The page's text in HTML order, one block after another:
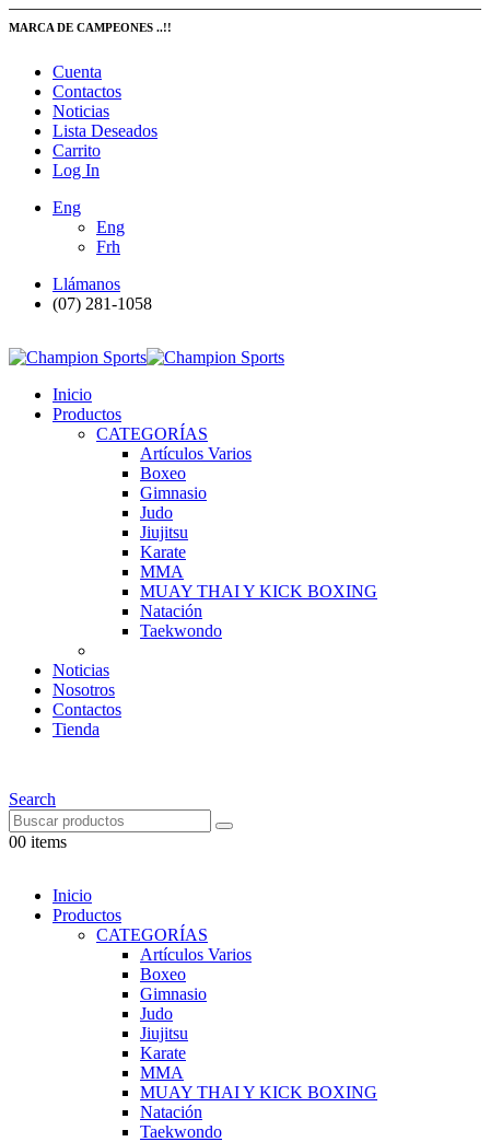
MARCA DE CAMPEONES ..!!
Cuenta
Contactos
Noticias
Lista Deseados
Carrito
Log In
Eng
Eng
Frh
Llámanos
(07) 281-1058
Inicio
Productos
CATEGORÍAS
Artículos Varios
Boxeo
Gimnasio
Judo
Jiujitsu
Karate
MMA
MUAY THAI Y KICK BOXING
Natación
Taekwondo
Noticias
Nosotros
Contactos
Tienda
Search
00 items
Inicio
Productos
CATEGORÍAS
Artículos Varios
Boxeo
Gimnasio
Judo
Jiujitsu
Karate
MMA
MUAY THAI Y KICK BOXING
Natación
Taekwondo